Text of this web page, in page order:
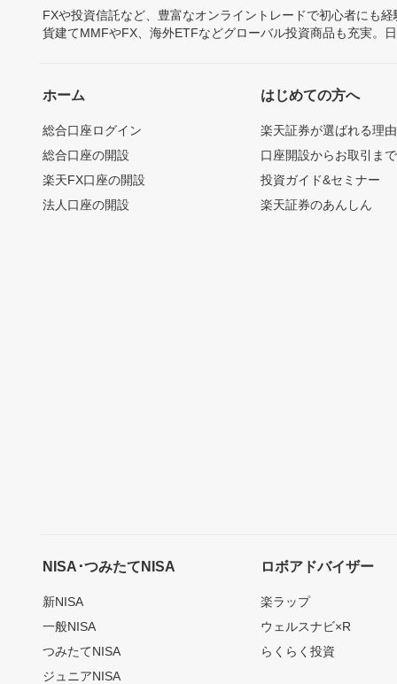
FXや投資信託など、豊富なオンライントレードで初心者にも
貨建てMMFやFX、海外ETFなどグローバル投資商品も充実。
ホーム
総合口座ログイン
総合口座の開設
楽天FX口座の開設
法人口座の開設
はじめての方へ
楽天証券が選ばれる理由
口座開設からお取引ま
投資ガイド&セミナー
楽天証券のあんしん
NISA･つみたてNISA
新NISA
一般NISA
つみたてNISA
ジュニアNISA
ロボアドバイザー
楽ラップ
ウェルスナビ×R
らくらく投資